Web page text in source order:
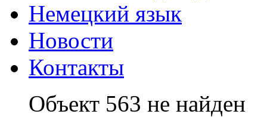
Немецкий язык
Новости
Контакты
Объект 563 не найден